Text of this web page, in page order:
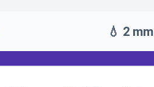
💧 2 mm